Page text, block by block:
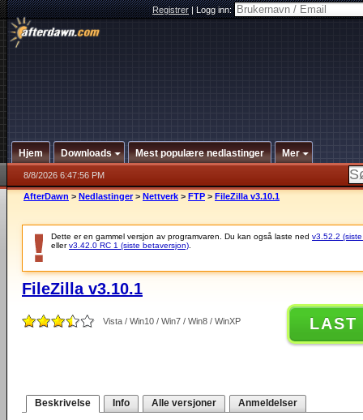
Registrer|Logg inn:
Hjem Downloads Mest populære nedlastinger Mer
8/8/2026 6:47:56 PM
AfterDawn > Nedlastinger > Nettverk > FTP > FileZilla v3.10.1
Dette er en gammel versjon av programvaren. Du kan også laste ned v3.52.2
ellerv3.42.0 RC 1 (siste betaversjon)
FileZilla v3.10.1
Vista / Win10 / Win7 / Win8 / WinXP LAST
Beskrivelse Info Alle versjoner Anmeldelser